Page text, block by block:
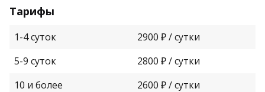
Тарифы
1-4 суток
2900 ₽ / сутки
5-9 суток
2800 ₽ / сутки
10 и более
2600 ₽ / сутки